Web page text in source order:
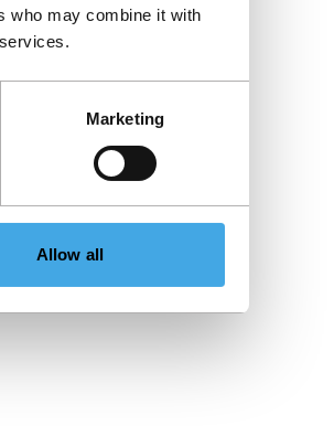
who may combine it with
Marketing
Allow all